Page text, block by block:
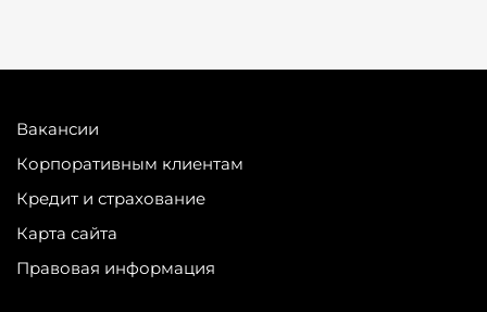
Вакансии
Корпоративным клиентам
Кредит и страхование
Карта сайта
Правовая информация